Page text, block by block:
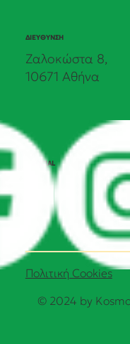
ΔΙΕΥΘΥΝΣΗ
Ζαλοκώστα 8,
10671 Αθήνα
SOCIAL
© 2024 by
Πολιτική Cookies